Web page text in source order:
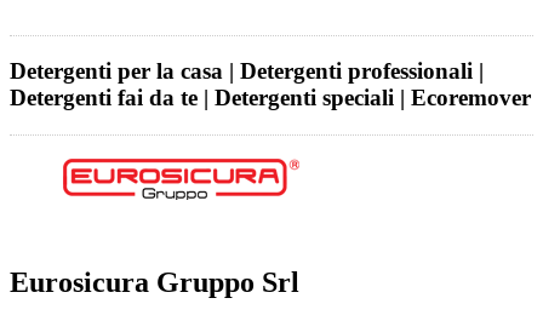
Detergenti per la casa | Detergenti professionali |
Detergenti fai da te | Detergenti speciali | Ecoremover
Eurosicura Gruppo Srl